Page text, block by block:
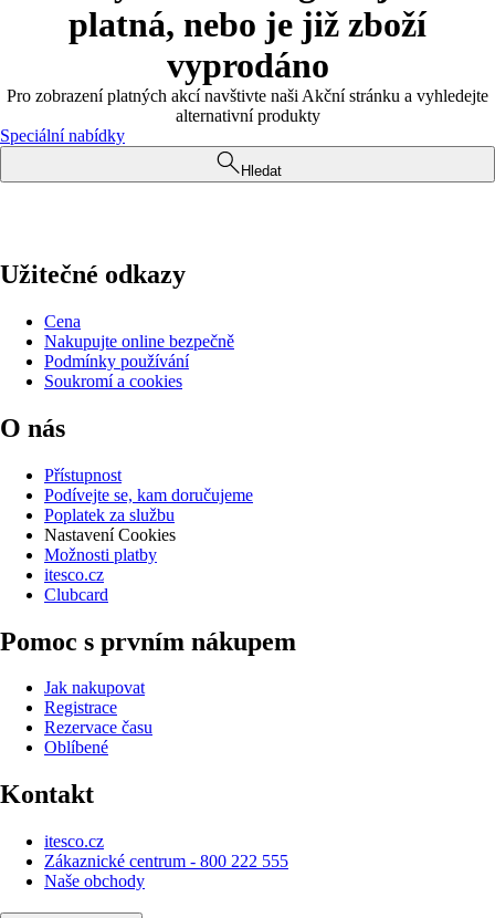
platná, nebo je již zboží
vyprodáno
Pro zobrazení platných akcí navštivte naši Akční stránku a vyhledejte
alternativní produkty
Speciální nabídky
Hledat
Užitečné odkazy
Cena
Nakupujte online bezpečně
Podmínky používání
Soukromí a cookies
O nás
Přístupnost
Podívejte se, kam doručujeme
Poplatek za službu
Nastavení Cookies
Možnosti platby
itesco.cz
Clubcard
Pomoc s prvním nákupem
Jak nakupovat
Registrace
Rezervace času
Oblíbené
Kontakt
itesco.cz
Zákaznické centrum - 800 222 555
Naše obchody